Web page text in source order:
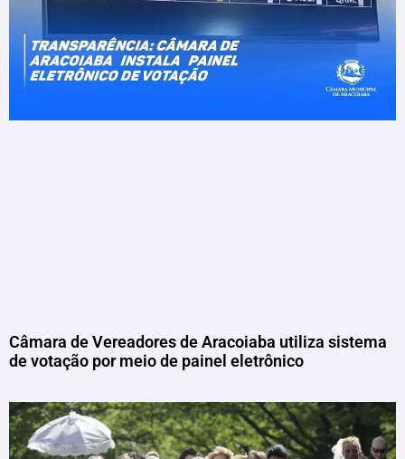
Câmara de Vereadores de Aracoiaba utiliza sistema
de votação por meio de painel eletrônico